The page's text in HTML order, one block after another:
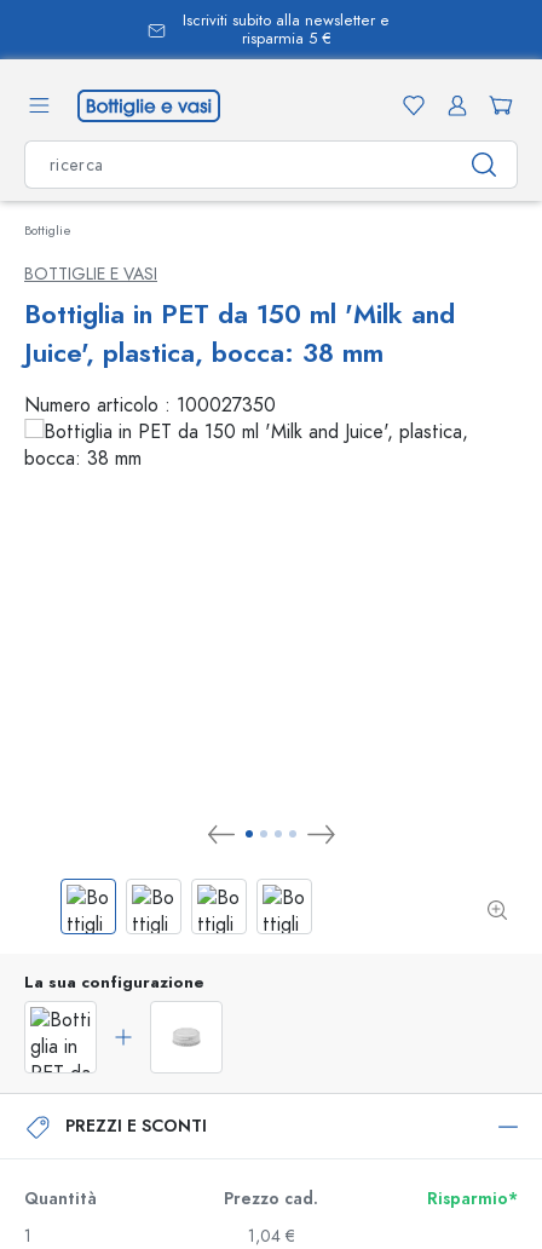
Iscriviti subito alla newsletter e
risparmia 5 €
Bottiglie
BOTTIGLIE E VASI
Bottiglia in PET da 150 ml 'Milk and
Juice', plastica, bocca: 38 mm
Numero articolo : 100027350
La sua configurazione
PREZZI E SCONTI
Quantità Prezzo cad.
Risparmio*
1
1,04 €